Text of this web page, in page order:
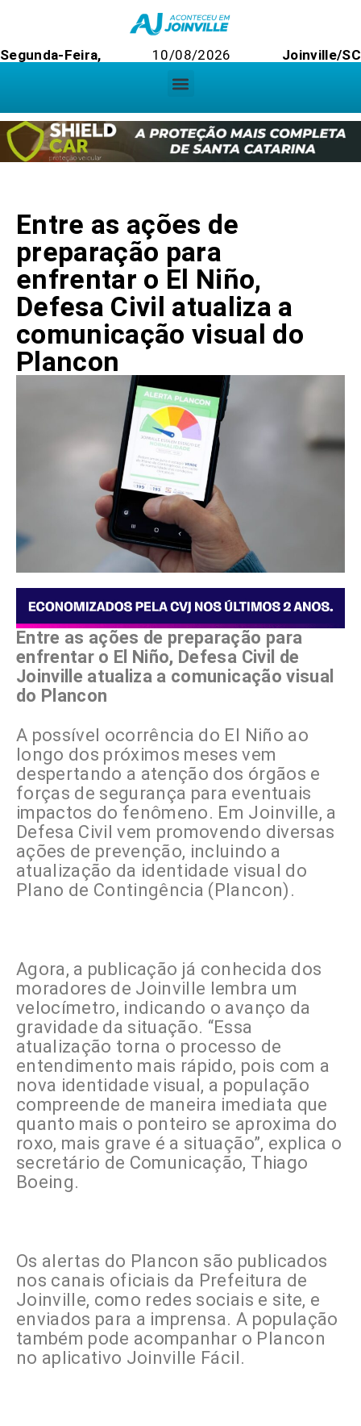
Segunda-Feira, 10/08/2026 Joinville/SC
Entre as ações de
preparação para
enfrentar o El Niño,
Defesa Civil atualiza a
comunicação visual do
Plancon
Entre as ações de preparação para
enfrentar o El Niño, Defesa Civil de
Joinville atualiza a comunicação visual
do Plancon
A possível ocorrência do El Niño ao
longo dos próximos meses vem
despertando a atenção dos órgãos e
forças de segurança para eventuais
impactos do fenômeno. Em Joinville, a
Defesa Civil vem promovendo diversas
ações de prevenção, incluindo a
atualização da identidade visual do
Plano de Contingência (Plancon).
Agora, a publicação já conhecida dos
moradores de Joinville lembra um
velocímetro, indicando o avanço da
gravidade da situação. “Essa
atualização torna o processo de
entendimento mais rápido, pois com a
nova identidade visual, a população
compreende de maneira imediata que
quanto mais o ponteiro se aproxima do
roxo, mais grave é a situação”, explica o
secretário de Comunicação, Thiago
Boeing.
Os alertas do Plancon são publicados
nos canais oficiais da Prefeitura de
Joinville, como redes sociais e site, e
enviados para a imprensa. A população
também pode acompanhar o Plancon
no aplicativo Joinville Fácil.